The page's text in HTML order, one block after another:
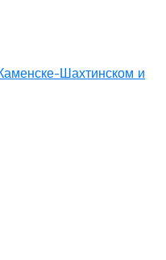
Шахтинском и